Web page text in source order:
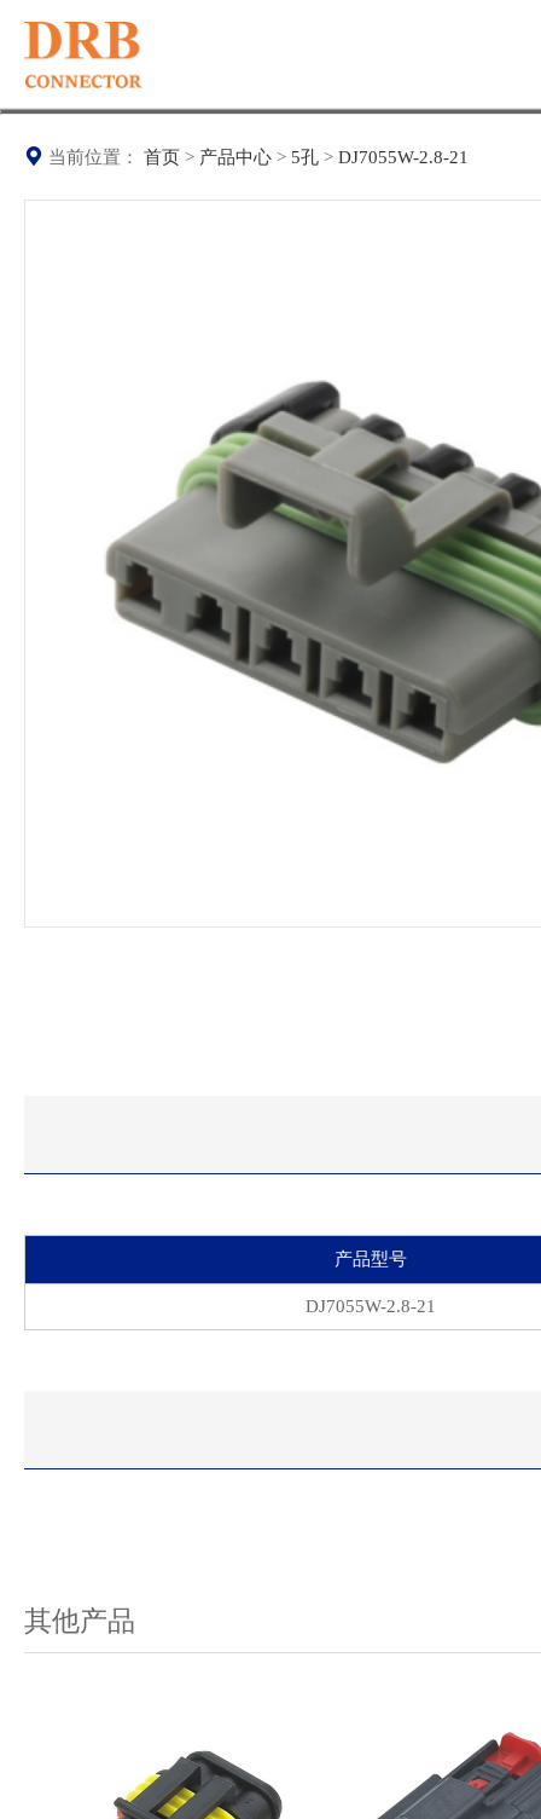
当前位置： 首页 > 产品中心 > 5孔 > DJ7055W-2.8-21
产品型号
DJ7055W-2.8-21
其他产品